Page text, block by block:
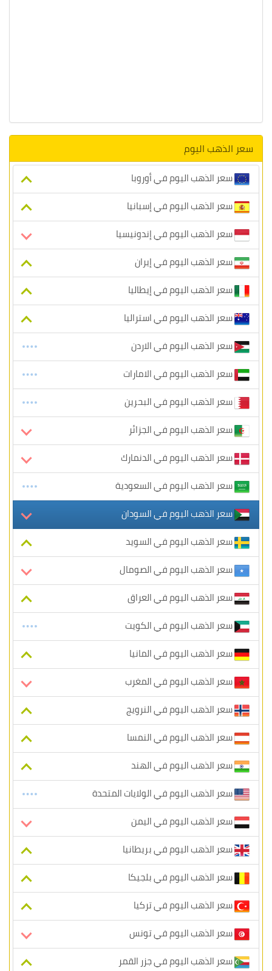
سعر الذهب اليوم
سعر الذهب اليوم في أوروبا
سعر الذهب اليوم في إسبانيا
سعر الذهب اليوم في إندونيسيا
سعر الذهب اليوم في إيران
سعر الذهب اليوم في إيطاليا
سعر الذهب اليوم في استراليا
سعر الذهب اليوم في الاردن
سعر الذهب اليوم في الامارات
سعر الذهب اليوم في البحرين
سعر الذهب اليوم في الجزائر
سعر الذهب اليوم في الدنمارك
سعر الذهب اليوم في السعودية
سعر الذهب اليوم في السودان
سعر الذهب اليوم في السويد
سعر الذهب اليوم في الصومال
سعر الذهب اليوم في العراق
سعر الذهب اليوم في الكويت
سعر الذهب اليوم في المانيا
سعر الذهب اليوم في المغرب
سعر الذهب اليوم في النرويج
سعر الذهب اليوم في النمسا
سعر الذهب اليوم في الهند
سعر الذهب اليوم في الولايات المتحدة
سعر الذهب اليوم في اليمن
سعر الذهب اليوم في بريطانيا
سعر الذهب اليوم في بلجيكا
سعر الذهب اليوم في تركيا
سعر الذهب اليوم في تونس
سعر الذهب اليوم في جزر القمر